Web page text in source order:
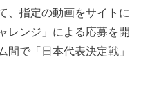
、指定の動画をサイトに
レンジ」による応募を開
間で「日本代表決定戦」